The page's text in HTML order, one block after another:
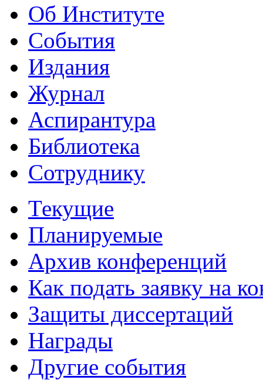
Об Институте
События
Издания
Журнал
Аспирантура
Библиотека
Сотруднику
Текущие
Планируемые
Архив конференций
Как подать заявку на
Защиты диссертаций
Награды
Другие события